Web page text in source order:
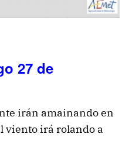
27 de
irán amainando en
viento irá rolando a